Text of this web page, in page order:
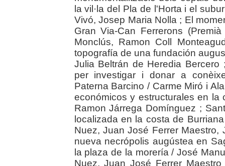
la vil·la del Pla de l'Horta i el
Vivó, Josep Maria Nolla ; El
Gran Via-Can Ferrerons
Monclús, Ramon Coll
topografía de una fundación
Julia Beltrán de Heredia
per investigar i donar a
Paterna Barcino / Carme Miró i
económicos y estructurales en
Ramon Járrega Domínguez ;
localizada en la costa de
Nuez, Juan José Ferrer Maestro,
nueva necrópolis augústea en
la plaza de la morería / José
Nuez, Juan José Ferrer